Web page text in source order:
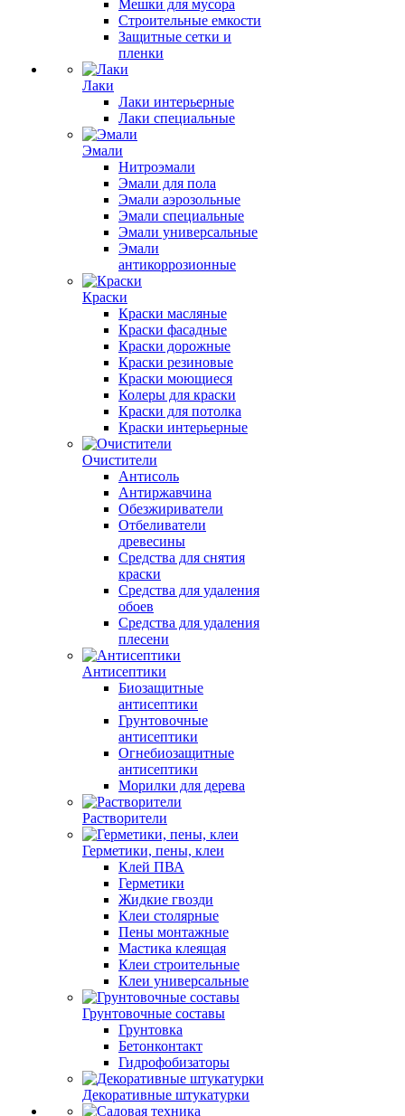
Мешки для мусора
Строительные емкости
Защитные сетки и
пленки
Лаки
Лаки интерьерные
Лаки специальные
Эмали
Нитроэмали
Эмали для пола
Эмали аэрозольные
Эмали специальные
Эмали универсальные
Эмали
антикоррозионные
Краски
Краски масляные
Краски фасадные
Краски дорожные
Краски резиновые
Краски моющиеся
Колеры для краски
Краски для потолка
Краски интерьерные
Очистители
Антисоль
Антиржавчина
Обезжириватели
Отбеливатели
древесины
Средства для снятия
краски
Средства для удаления
обоев
Средства для удаления
плесени
Антисептики
Биозащитные
антисептики
Грунтовочные
антисептики
Огнебиозащитные
антисептики
Морилки для дерева
Растворители
Герметики, пены, клеи
Клей ПВА
Герметики
Жидкие гвозди
Клеи столярные
Пены монтажные
Мастика клеящая
Клеи строительные
Клеи универсальные
Грунтовочные составы
Грунтовка
Бетонконтакт
Гидрофобизаторы
Декоративные штукатурки